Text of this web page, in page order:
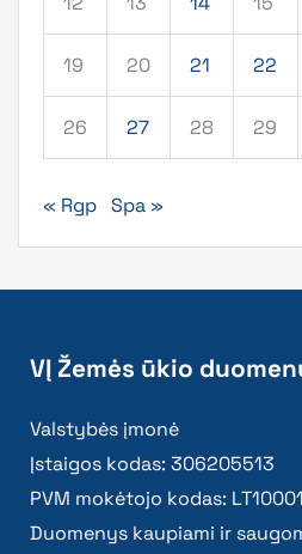
19 20 21 22
26 27 28 29
« Rgp Spa »
VĮ Žemės ūkio
Valstybės įmonė
Įstaigos kodas: 306205513
PVM mokėtojo kodas:
Duomenys kaupiami ir